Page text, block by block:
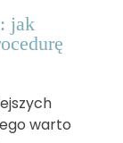
jak
warto